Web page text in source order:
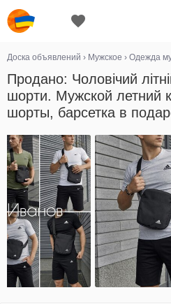
Доска объявлений › Мужское › Одежда
Продано: Чоловічий
шорти. Мужской летний
шорты, барсетка в